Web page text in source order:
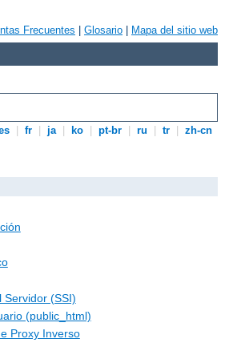
Frecuentes Glosario Mapa del sitio web
fr ja ko pt-br ru tr zh-cn
Servidor (SSI)
(public_html)
Proxy Inverso